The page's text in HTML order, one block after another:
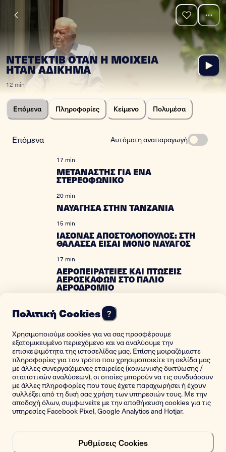
ΝΤΕΤΕΚΤΙΒ ΟΤΑΝ Η ΜΟΙΧΕΙΑ
ΗΤΑΝ ΑΔΙΚΗΜΑ
12 min
Επόμενα Πληροφορίες Κείμενο Πολυμέσα
Επόμενα Αυτόματη αναπαραγωγή
17 min
ΜΕΤΑΝΑΣΤΗΣ ΓΙΑ ΕΝΑ
ΣΤΕΡΕΟΦΩΝΙΚΟ
20 min
ΝΑΥΑΓΗΣΑ ΣΤΗΝ ΤΑΝΖΑΝΙΑ
15 min
ΙΑΣΟΝΑΣ ΑΠΟΣΤΟΛΟΠΟΥΛΟΣ: ΣΤΗ
ΘΑΛΑΣΣΑ ΕΙΣΑΙ ΜΟΝΟ ΝΑΥΑΓΟΣ
17 min
ΑΕΡΟΠΕΙΡΑΤΕΙΕΣ ΚΑΙ ΠΤΩΣΕΙΣ
ΑΕΡΟΣΚΑΦΩΝ ΣΤΟ ΠΑΛΙΟ
ΑΕΡΟΔΡΟΜΙΟ
ΜΕΓΑΛΩΣΑ ΣΤΗΝ ΙΜΠΡΑΗΜΙΑ ΤΗΣ
ΑΛΕΞΑΝΔΡΕΙΑΣ
14 min
THE FIRST GREEK WOMAN SHIP
RADIO OPERATOR
17 min
ΤΟΤΕ ΠΟΥ ΟΛΑ ΕΜΟΙΑΖΑΝ ΑΘΩΑ
10 min
ΕΘΕΣΑ ΣΕ ΛΕΙΤΟΥΡΓΙΑ ΤΟΝ
Πολιτική Cookies ?
Χρησιμοποιούμε cookies για να σας προσφέρουμε
εξατομικευμένο περιεχόμενο και να αναλύουμε την
επισκεψιμότητα της ιστοσελίδας μας. Επίσης μοιραζόμαστε
πληροφορίες για τον τρόπο που χρησιμοποιείτε τη σελίδα μας
με άλλες συνεργαζόμενες εταιρείες (κοινωνικής δικτύωσης /
στατιστικών αναλύσεων), οι οποίες μπορούν να τις συνδυάσουν
με άλλες πληροφορίες που τους έχετε παραχωρήσει ή έχουν
συλλέξει από τη δική σας χρήση των υπηρεσιών τους. Με την
αποδοχή όλων, συμφωνείτε με την αποθήκευση cookies για τις
υπηρεσίες Facebook Pixel, Google Analytics and Hotjar.
Ρυθμίσεις Cookies